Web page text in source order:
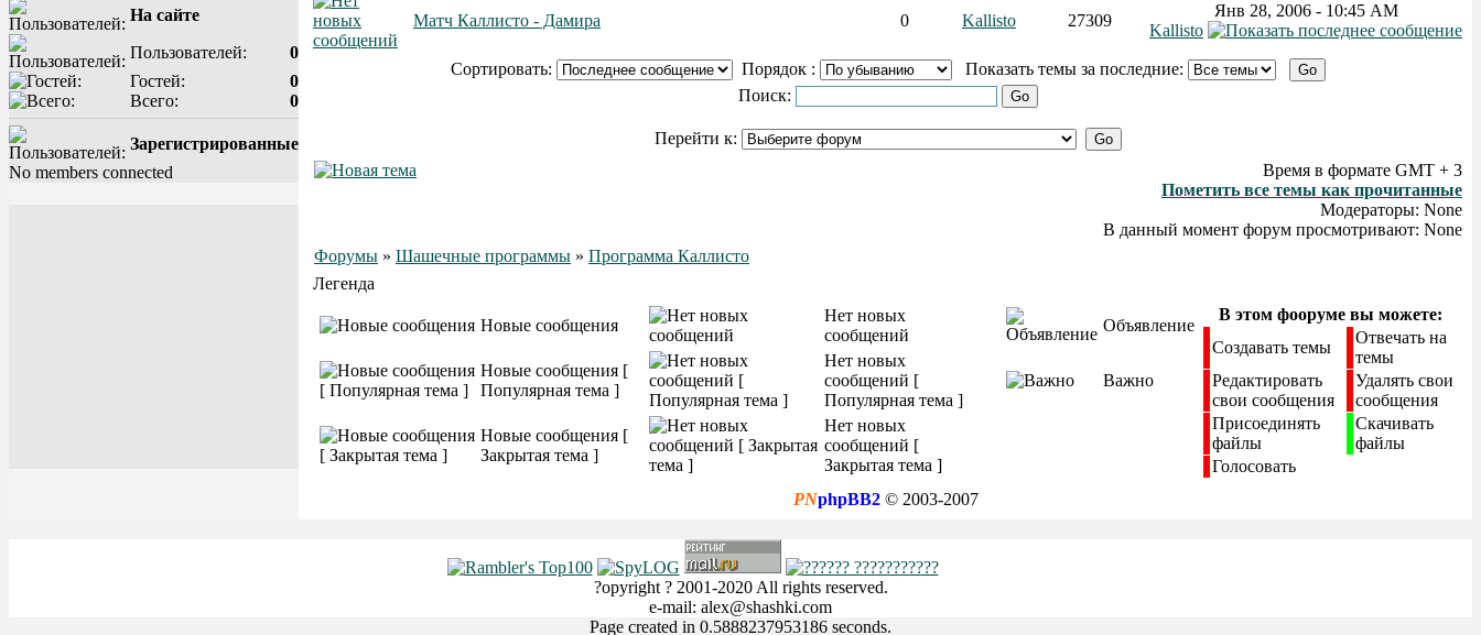
На сайте
Пользователей:
0
Гостей:
0
Всего:
0
Зарегистрированные
No members connected
Матч Каллисто - Дамира 0 Kallisto 27309
Янв 28, 2006 - 10:45 AM
Kallisto
Сортировать: Порядок :
Показать темы за последние:
Поиск:
Перейти к:
Время в формате GMT + 3
Пометить все темы как прочитанные
Модераторы: None
В данный момент форум просмотривают: None
Форумы » Шашечные программы » Программа Каллисто
Легенда
Новые сообщения
Нет новых
сообщений
Объявление
Новые сообщения [
Популярная тема ]
Нет новых
сообщений [
Популярная тема ]
Важно
Новые сообщения [
Закрытая тема ]
Нет новых
сообщений [
Закрытая тема ]
В этом фооруме вы можете:
Создавать темы
Отвечать на
темы
Редактировать
свои сообщения
Удалять свои
сообщения
Присоединять
файлы
Скачивать
файлы
Голосовать
PNphpBB2 © 2003-2007
?opyright ? 2001-2020 All rights reserved.
e-mail: alex@shashki.com
Page created in 0.5888237953186 seconds.